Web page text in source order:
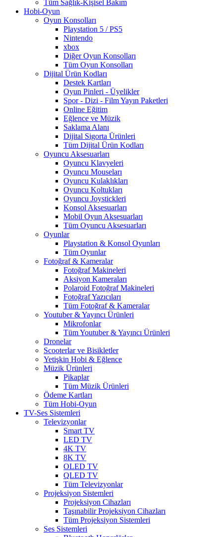
Tüm Sağlık-Kişisel Bakım
Hobi-Oyun
Oyun Konsolları
Playstation 5 / PS5
Nintendo
xbox
Diğer Oyun Konsolları
Tüm Oyun Konsolları
Dijital Ürün Kodları
Destek Kartları
Oyun Pinleri - Üyelikler
Spor - Dizi - Film Yayın Paketleri
Online Eğitim
Eğlence ve Müzik
Saklama Alanı
Dijital Sigorta Ürünleri
Tüm Dijital Ürün Kodları
Oyuncu Aksesuarları
Oyuncu Klavyeleri
Oyuncu Mouseları
Oyuncu Kulaklıkları
Oyuncu Koltukları
Oyuncu Joystickleri
Konsol Aksesuarları
Mobil Oyun Aksesuarları
Tüm Oyuncu Aksesuarları
Oyunlar
Playstation & Konsol Oyunları
Tüm Oyunlar
Fotoğraf & Kameralar
Fotoğraf Makineleri
Aksiyon Kameraları
Polaroid Fotoğraf Makineleri
Fotoğraf Yazıcıları
Tüm Fotoğraf & Kameralar
Youtuber & Yayıncı Ürünleri
Mikrofonlar
Tüm Youtuber & Yayıncı Ürünleri
Dronelar
Scooterlar ve Bisikletler
Yetişkin Hobi & Eğlence
Müzik Ürünleri
Pikaplar
Tüm Müzik Ürünleri
Ödeme Kartları
Tüm Hobi-Oyun
TV-Ses Sistemleri
Televizyonlar
Smart TV
LED TV
4K TV
8K TV
OLED TV
QLED TV
Tüm Televizyonlar
Projeksiyon Sistemleri
Projeksiyon Cihazları
Taşınabilir Projeksiyon Cihazları
Tüm Projeksiyon Sistemleri
Ses Sistemleri